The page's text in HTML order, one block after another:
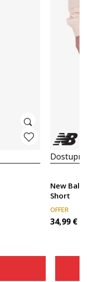
New
Short
OFFER
34,99 €